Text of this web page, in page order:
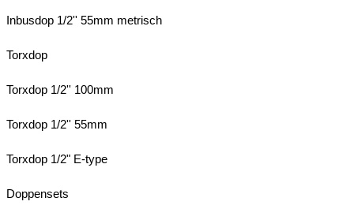
Inbusdop 1/2'' 55mm metrisch
Torxdop
Torxdop 1/2'' 100mm
Torxdop 1/2'' 55mm
Torxdop 1/2" E-type
Doppensets